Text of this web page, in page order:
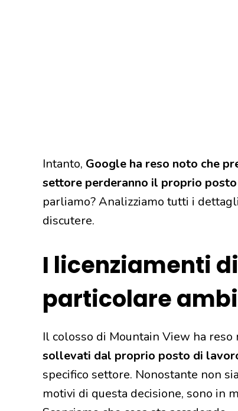
Intanto, Google ha reso noto che
settore perderanno il proprio
parliamo? Analizziamo tutti i
discutere.
I licenziamenti
particolare
Il colosso di Mountain View ha reso
sollevati dal proprio posto di
specifico settore. Nonostante non
motivi di questa decisione, sono in